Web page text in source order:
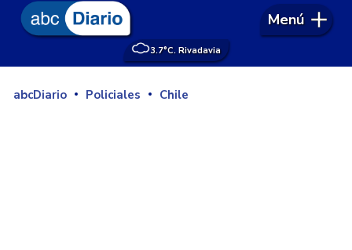
3.7°C. Rivadavia
Menú
abcDiario Policiales Chile